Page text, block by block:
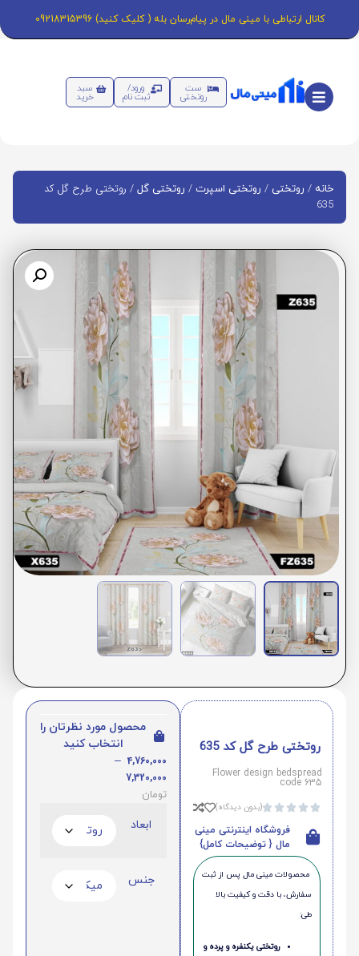
کانال ارتباطی با مینی مال در پیام‌رسان بله ( کلیک کنید) 09218315396
ست
روتختی
ورود/
ثبت نام
سبد
خرید
خانه / روتختی / روتختی اسپرت / روتختی گل / روتختی طرح گل کد
635
روتختی طرح گل کد 635
Flower design bedspread
code 635




(بدون دیدگاه)
فروشگاه اینترنتی مینی
مال { توضیحات کامل}
محصولات مینی‌ مال پس از ثبت
سفارش، با دقت و کیفیت بالا
طی:
روتختی یکنفره و پرده و
محصول مورد نظرتان را
انتخاب کنید
4,760,000
–
7,320,000
تومان
ابعاد
جنس